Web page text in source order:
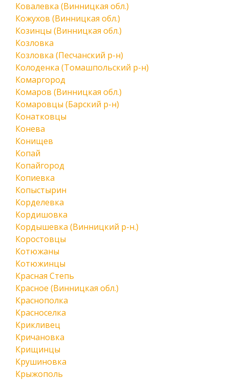
Ковалевка (Винницкая обл.)
Кожухов (Винницкая обл.)
Козинцы (Винницкая обл.)
Козловка
Козловка (Песчанский р-н)
Колоденка (Томашпольский р-н)
Комаргород
Комаров (Винницкая обл.)
Комаровцы (Барский р-н)
Конатковцы
Конева
Конищев
Копай
Копайгород
Копиевка
Копыстырин
Корделевка
Кордишовка
Кордышевка (Винницкий р-н.)
Коростовцы
Котюжаны
Котюжинцы
Красная Степь
Красное (Винницкая обл.)
Краснополка
Красноселка
Крикливец
Кричановка
Крищинцы
Крушиновка
Крыжополь